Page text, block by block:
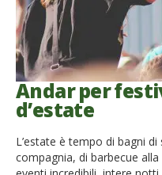
Andar per
d’estate
L’estate è tempo di bagni
compagnia, di barbecue